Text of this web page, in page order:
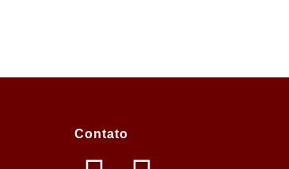
Contato